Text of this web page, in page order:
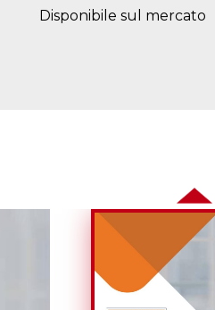
Disponibile sul mercato